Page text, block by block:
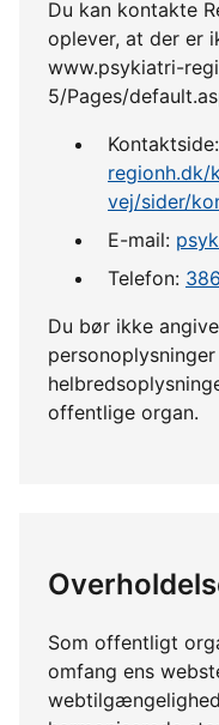
Du kan kontakte
oplever, at der er
www.psykiatri-
5/Pages/
Kontaktside:
vej/sider/
E-mail:
Telefon:
Du bør ikke
offentlige organ.
Som offentligt
omfang ens